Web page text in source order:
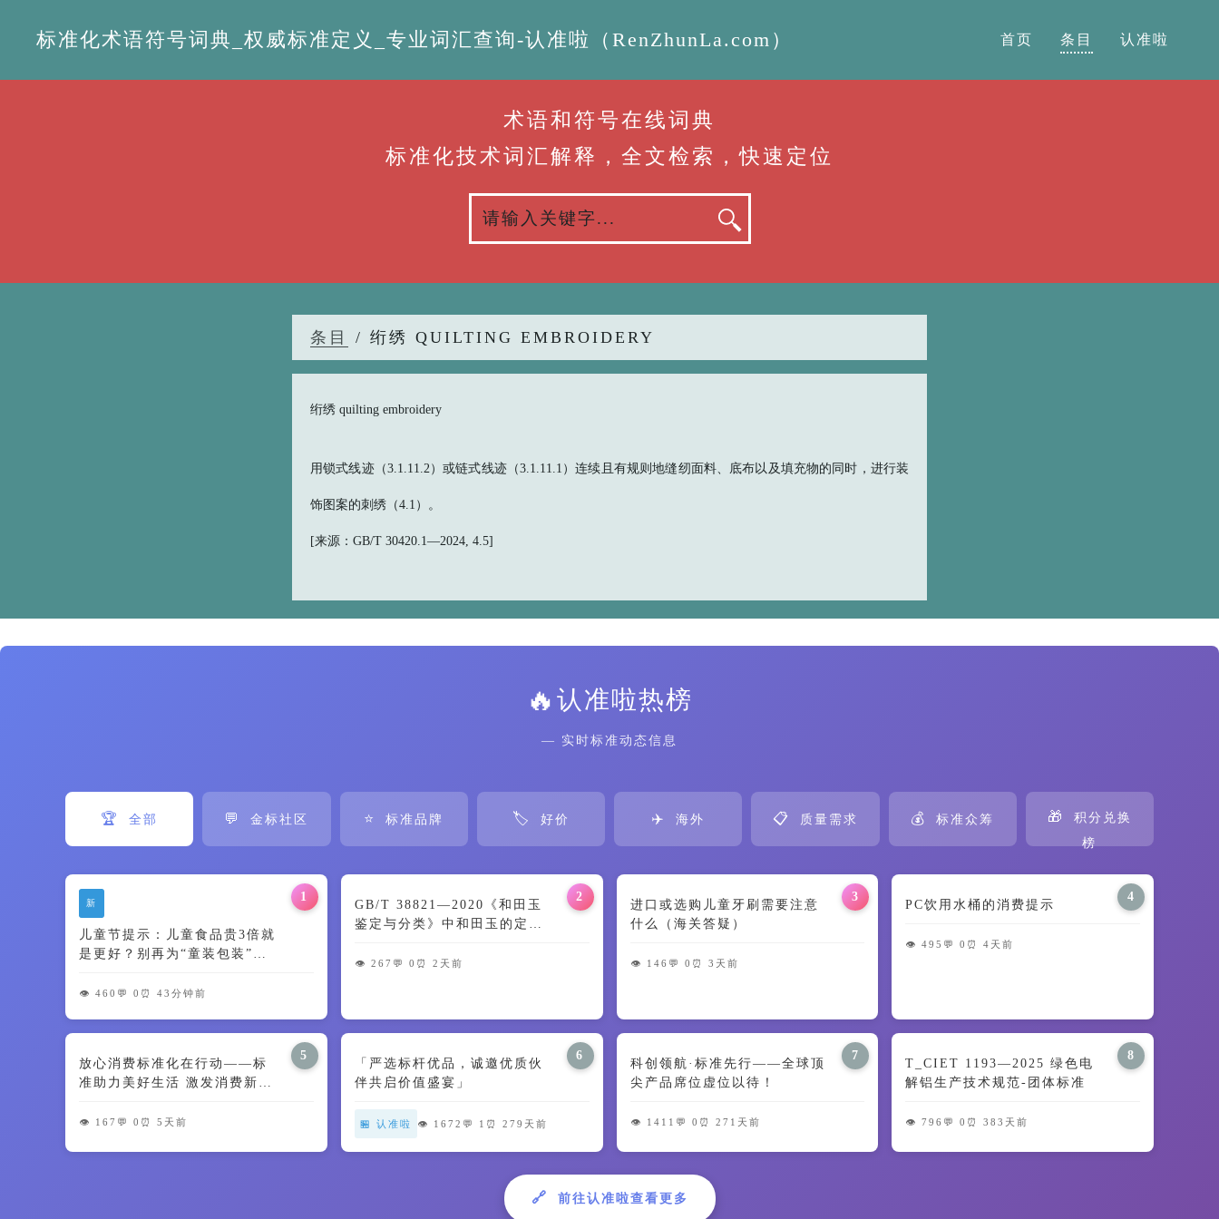
标准化术语符号词典_权威标准定义_专业词汇查询-认准啦（RenZhunLa.com） 首页 条目 认准啦
术语和符号在线词典
标准化技术词汇解释，全文检索，快速定位
条目 / 绗绣 QUILTING EMBROIDERY
绗绣 quilting embroidery
用锁式线迹（3.1.11.2）或链式线迹（3.1.11.1）连续且有规则地缝纫面料、底布以及填充物的同时，进行装
饰图案的刺绣（4.1）。
[来源：GB/T 30420.1—2024, 4.5]
🔥认准啦热榜
— 实时标准动态信息
🏆 全部 💬 金标社区 ⭐ 标准品牌 🏷️ 好价 ✈️ 海外 📋 质量需求 💰 标准众筹 🎁
积分兑换
榜
1
新
儿童节提示：儿童食品贵3倍就
是更好？别再为“童装包装”交
👁️ 460 💬 0 ⏰ 43分钟前
2
GB/T 38821—2020《和田玉
鉴定与分类》中和田玉的定义
👁️ 267 💬 0 ⏰ 2天前
3
进口或选购儿童牙刷需要注意
什么（海关答疑）
👁️ 146 💬 0 ⏰ 3天前
4
PC饮用水桶的消费提示
👁️ 495 💬 0 ⏰ 4天前
5
放心消费标准化在行动——标
准助力美好生活 激发消费新动
👁️ 167 💬 0 ⏰ 5天前
6
「严选标杆优品，诚邀优质伙
伴共启价值盛宴」
🏪 认准啦 👁️ 1672 💬 1 ⏰ 279天前
7
科创领航·标准先行——全球顶
尖产品席位虚位以待！
👁️ 1411 💬 0 ⏰ 271天前
8
T_CIET 1193—2025 绿色电
解铝生产技术规范-团体标准
👁️ 796 💬 0 ⏰ 383天前
🔗 前往认准啦查看更多